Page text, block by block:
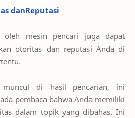
danReputasi
mesin pencari juga dapat
otoritas dan reputasi Anda di
di hasil pencarian, ini
pembaca bahwa Anda memiliki
dalam topik yang dibahas. Ini